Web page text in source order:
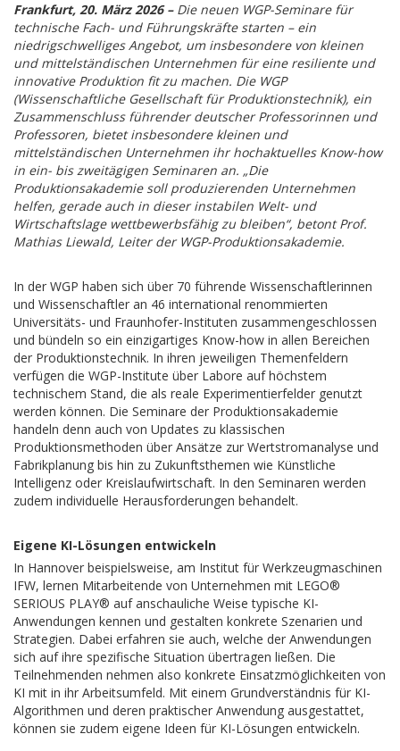
Frankfurt, 20. März 2026 –Die neuen WGP-Seminare für
technische Fach- und Führungskräfte starten – ein
niedrigschwelliges Angebot, um insbesondere von kleinen
und mittelständischen Unternehmen für eine resiliente und
innovative Produktion fit zu machen. Die WGP
(Wissenschaftliche Gesellschaft für Produktionstechnik), ein
Zusammenschluss führender deutscher Professorinnen und
Professoren, bietet insbesondere kleinen und
mittelständischen Unternehmen ihr hochaktuelles Know-how
in ein- bis zweitägigen Seminaren an. „Die
Produktionsakademie soll produzierenden Unternehmen
helfen, gerade auch in dieser instabilen Welt- und
Wirtschaftslage wettbewerbsfähig zu bleiben“, betont Prof.
Mathias Liewald, Leiter der WGP-Produktionsakademie.
In der WGP haben sich über 70 führende Wissenschaftlerinnen
und Wissenschaftler an 46 international renommierten
Universitäts- und Fraunhofer-Instituten zusammengeschlossen
und bündeln so ein einzigartiges Know-how in allen Bereichen
der Produktionstechnik. In ihren jeweiligen Themenfeldern
verfügen die WGP-Institute über Labore auf höchstem
technischem Stand, die als reale Experimentierfelder genutzt
werden können. Die Seminare der Produktionsakademie
handeln denn auch von Updates zu klassischen
Produktionsmethoden über Ansätze zur Wertstromanalyse und
Fabrikplanung bis hin zu Zukunftsthemen wie Künstliche
Intelligenz oder Kreislaufwirtschaft. In den Seminaren werden
zudem individuelle Herausforderungen behandelt.
Eigene KI-Lösungen entwickeln
In Hannover beispielsweise, am Institut für Werkzeugmaschinen
IFW, lernen Mitarbeitende von Unternehmen mit LEGO®
SERIOUS PLAY® auf anschauliche Weise typische KI-
Anwendungen kennen und gestalten konkrete Szenarien und
Strategien. Dabei erfahren sie auch, welche der Anwendungen
sich auf ihre spezifische Situation übertragen ließen. Die
Teilnehmenden nehmen also konkrete Einsatzmöglichkeiten von
KI mit in ihr Arbeitsumfeld. Mit einem Grundverständnis für KI-
Algorithmen und deren praktischer Anwendung ausgestattet,
können sie zudem eigene Ideen für KI-Lösungen entwickeln.